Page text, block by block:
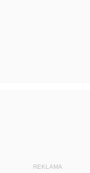
REKLAMA